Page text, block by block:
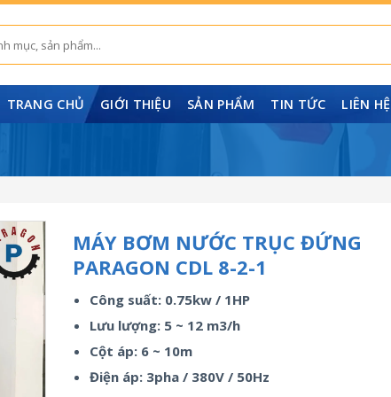
TRANG CHỦ GIỚI THIỆU SẢN PHẨM TIN TỨC LIÊN HỆ
MÁY BƠM NƯỚC TRỤC ĐỨNG
PARAGON CDL 8-2-1
Công suất: 0.75kw / 1HP
Lưu lượng: 5 ~ 12 m3/h
Cột áp: 6 ~ 10m
Điện áp: 3pha / 380V / 50Hz